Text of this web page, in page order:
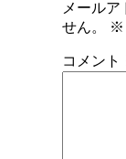
メール
せん。
※
コメント